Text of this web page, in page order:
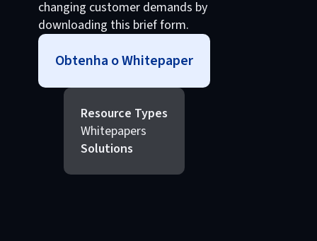
changing customer demands by
downloading this brief form.
Obtenha o Whitepaper
Resource Types
Whitepapers
Solutions